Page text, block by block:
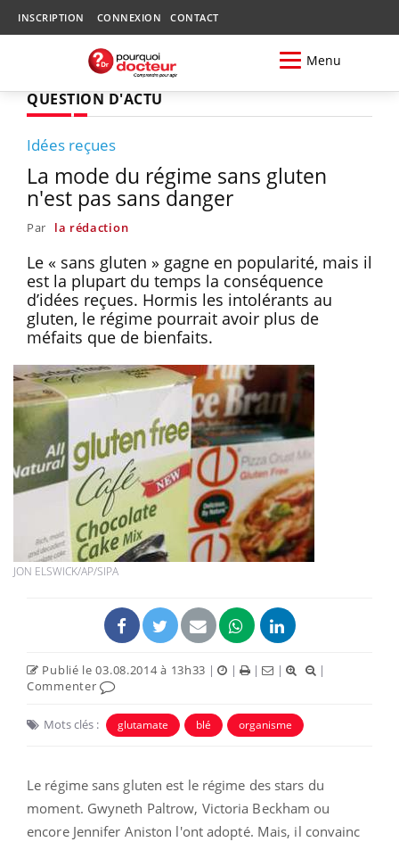
INSCRIPTION CONNEXION CONTACT
Menu
QUESTION D'ACTU
Idées reçues
La mode du régime sans gluten
n'est pas sans danger
Par la rédaction
Le « sans gluten » gagne en popularité, mais il
est la plupart du temps la conséquence
d’idées reçues. Hormis les intolérants au
gluten, le régime pourrait avoir plus de
méfaits que de bienfaits.
JON ELSWICK/AP/SIPA
Publié le 03.08.2014 à 13h33 | | | |
|
Commenter
Mots clés : glutamate blé organisme
Le régime sans gluten est le régime des stars du
moment. Gwyneth Paltrow, Victoria Beckham ou
encore Jennifer Aniston l'ont adopté. Mais, il convainc